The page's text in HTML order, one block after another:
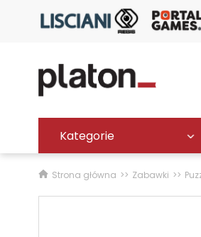
Kategorie
Strona główna Zabawki